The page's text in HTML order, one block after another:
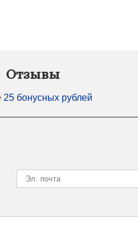
Отзывы
25 бонусных рублей